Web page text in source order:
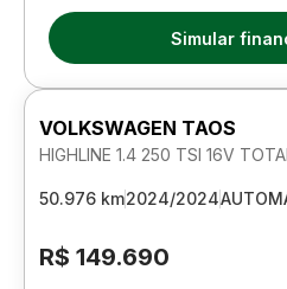
Simular
VOLKSWAGEN TAOS
HIGHLINE 1.4 250 TSI 16V
50.976 km2024/2024
R$ 149.690